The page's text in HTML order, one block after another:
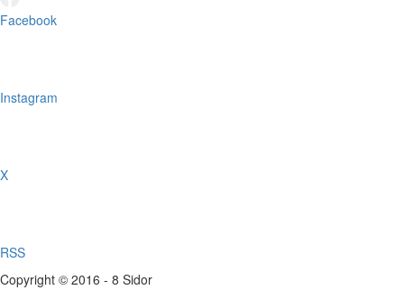
Facebook
Instagram
X
RSS
Copyright © 2016 - 8 Sidor